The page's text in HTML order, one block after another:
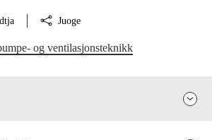
Juoge
og ventilasjonsteknikk